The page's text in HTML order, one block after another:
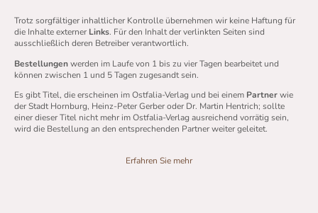
Trotz sorgfältiger inhaltlicher Kontrolle übernehmen wir keine Haftung für
die Inhalte externer Links. Für den Inhalt der verlinkten Seiten sind
ausschließlich deren Betreiber verantwortlich.
Bestellungenwerden im Laufe von 1 bis zu vier Tagen bearbeitet und
können zwischen 1 und 5 Tagen zugesandt sein.
Es gibt Titel, die erscheinen im Ostfalia-Verlag und bei einem Partnerwie
der Stadt Hornburg, Heinz-Peter Gerber oder Dr. Martin Hentrich; sollte
einer dieser Titel nicht mehr im Ostfalia-Verlag ausreichend vorrätig sein,
wird die Bestellung an den entsprechenden Partner weiter geleitet.
Erfahren Sie mehr